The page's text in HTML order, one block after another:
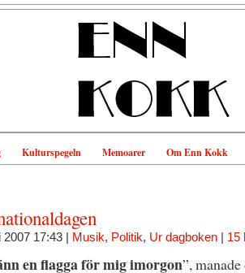
Kulturspegeln Memoarer Om Enn Kokk
2007 17:43 | Musik, Politik, Ur dagboken| 15
en flagga för mig imorgon”,